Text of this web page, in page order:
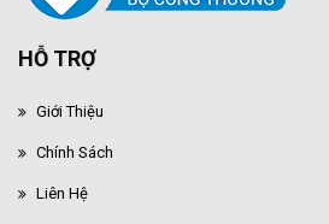
HỖ TRỢ
Giới Thiệu
Chính Sách
Liên Hệ